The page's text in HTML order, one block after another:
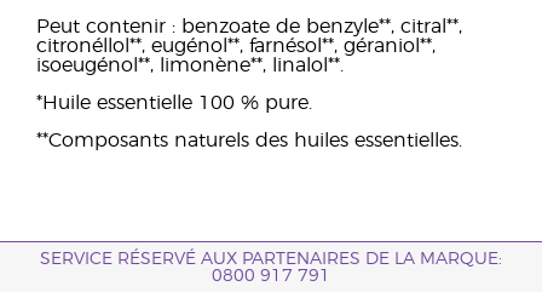
Peut contenir : benzoate de benzyle**, citral**,
citronéllol**, eugénol**, farnésol**, géraniol**,
isoeugénol**, limonène**, linalol**.
*Huile essentielle 100 % pure.
**Composants naturels des huiles essentielles.
SERVICE RÉSERVÉ AUX PARTENAIRES DE LA MARQUE:
0800 917 791